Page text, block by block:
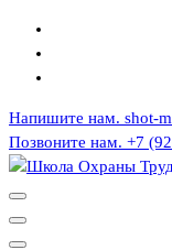
Перейти
содержимому
Напишите нам. shot-
Позвоните нам. +7